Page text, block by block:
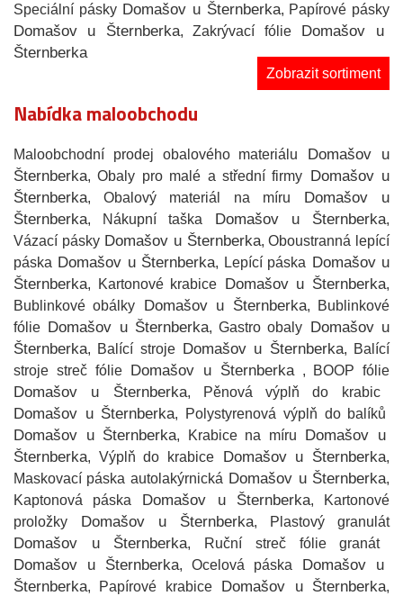
Speciální páskyDomašov u Šternberka, Papírové pásky
Domašov u Šternberka, Zakrývací fólieDomašov u
Šternberka
Zobrazit sortiment
Nabídka maloobchodu
Maloobchodní prodej obalového materiálu
Domašov u
Šternberka, Obaly pro malé a střední firmy Domašov u
Šternberka, Obalový materiál na míru Domašov u
Šternberka, Nákupní taška Domašov u Šternberka,
Vázací páskyDomašov u Šternberka, Oboustranná lepící
páska Domašov u Šternberka, Lepící páska Domašov u
Šternberka, Kartonové krabice Domašov u Šternberka,
Bublinkové obálky Domašov u Šternberka, Bublinkové
fólie Domašov u Šternberka, Gastro obaly Domašov u
Šternberka, Balící strojeDomašov u Šternberka, Balící
stroje streč fólieDomašov u Šternberka , BOOP fólie
Domašov u Šternberka, Pěnová výplň do krabic
Domašov u Šternberka, Polystyrenová výplň do balíků
Domašov u Šternberka, Krabice na míru Domašov u
Šternberka, Výplň do krabice Domašov u Šternberka,
Maskovací páska autolakýrnickáDomašov u Šternberka,
Kaptonová páska
Domašov u Šternberka, Kartonové
proložky Domašov u Šternberka, Plastový granulát
Domašov u Šternberka, Ruční streč fólie granát
Domašov u Šternberka, Ocelová páska
Domašov u
Šternberka, Papírové krabiceDomašov u Šternberka,